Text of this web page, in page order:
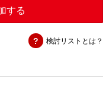
OTDR
31
する
検討リストとは？